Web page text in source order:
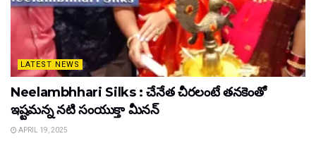
LATEST NEWS
Neelambhhari Silks : చేనేత చీరలంటే తనకెంతో
ఇష్టమన్న నటి సంయుక్తా మీనన్‌
APRIL 19, 2025